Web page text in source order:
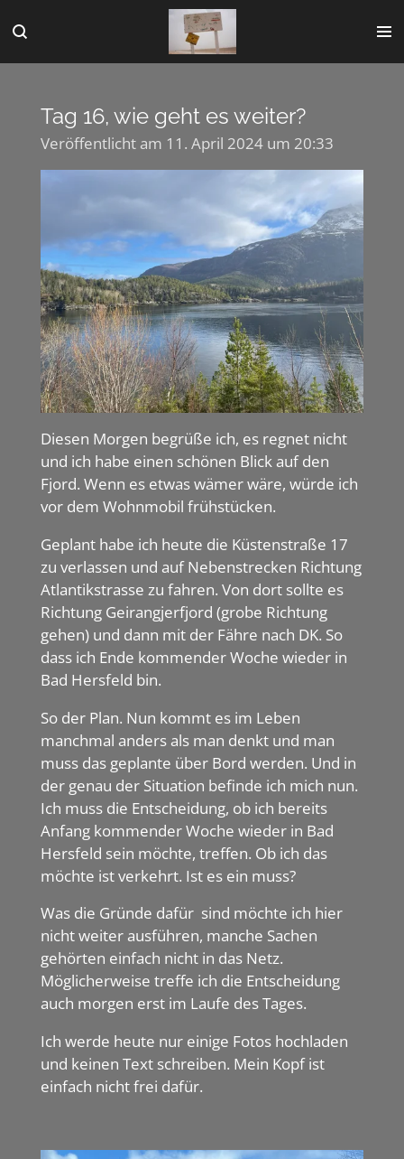
Hauptinhalt
springen
Tag 16, wie geht es weiter?
Veröffentlicht am 11. April 2024 um 20:33
Diesen Morgen begrüße ich, es regnet nicht
und ich habe einen schönen Blick auf den
Fjord. Wenn es etwas wämer wäre, würde ich
vor dem Wohnmobil frühstücken.
Geplant habe ich heute die Küstenstraße 17
zu verlassen und auf Nebenstrecken Richtung
Atlantikstrasse zu fahren. Von dort sollte es
Richtung Geirangjerfjord (grobe Richtung
gehen) und dann mit der Fähre nach DK. So
dass ich Ende kommender Woche wieder in
Bad Hersfeld bin.
So der Plan. Nun kommt es im Leben
manchmal anders als man denkt und man
muss das geplante über Bord werden. Und in
der genau der Situation befinde ich mich nun.
Ich muss die Entscheidung, ob ich bereits
Anfang kommender Woche wieder in Bad
Hersfeld sein möchte, treffen. Ob ich das
möchte ist verkehrt. Ist es ein muss?
Was die Gründe dafür sind möchte ich hier
nicht weiter ausführen, manche Sachen
gehörten einfach nicht in das Netz.
Möglicherweise treffe ich die Entscheidung
auch morgen erst im Laufe des Tages.
Ich werde heute nur einige Fotos hochladen
und keinen Text schreiben. Mein Kopf ist
einfach nicht frei dafür.